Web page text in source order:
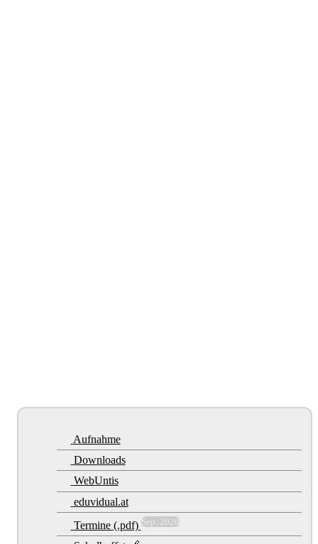
Aufnahme
Downloads
WebUntis
eduvidual.at
Termine (.pdf) Sep. 2026